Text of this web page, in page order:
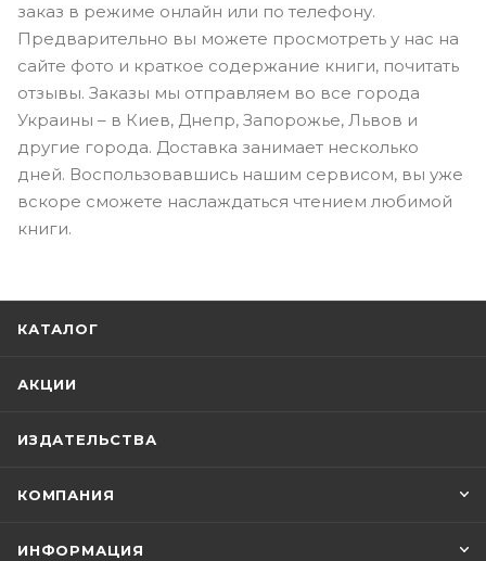
заказ в режиме онлайн или по телефону.
Предварительно вы можете просмотреть у нас на
сайте фото и краткое содержание книги, почитать
отзывы. Заказы мы отправляем во все города
Украины – в Киев, Днепр, Запорожье, Львов и
другие города. Доставка занимает несколько
дней. Воспользовавшись нашим сервисом, вы уже
вскоре сможете наслаждаться чтением любимой
книги.
КАТАЛОГ
АКЦИИ
ИЗДАТЕЛЬСТВА
КОМПАНИЯ
ИНФОРМАЦИЯ